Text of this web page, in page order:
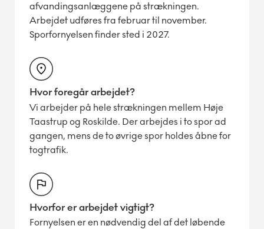
afvandingsanlæggene på strækningen.
Arbejdet udføres fra februar til november.
Sporfornyelsen finder sted i 2027.
Hvor foregår arbejdet?
Vi arbejder på hele strækningen mellem Høje
Taastrup og Roskilde. Der arbejdes i to spor ad
gangen, mens de to øvrige spor holdes åbne for
togtrafik.
Hvorfor er arbejdet vigtigt?
Fornyelsen er en nødvendig del af det løbende